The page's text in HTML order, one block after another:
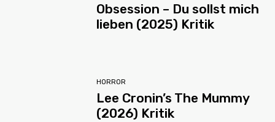
Obsession – Du sollst mich
lieben (2025) Kritik
HORROR
Lee Cronin’s The Mummy
(2026) Kritik